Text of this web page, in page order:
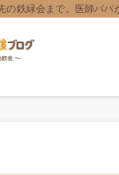
の鉄緑会まで。医師パ